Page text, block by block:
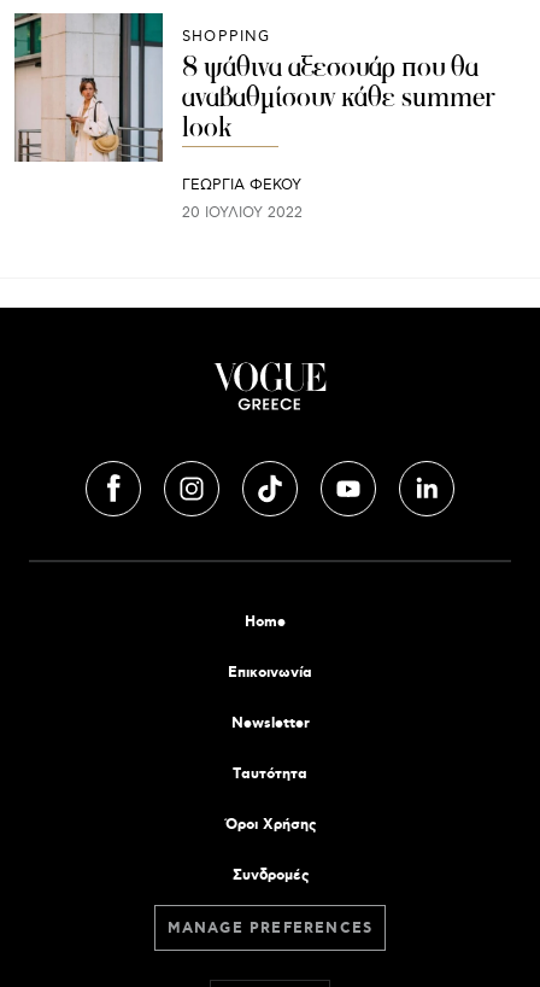
SHOPPING
8 ψάθινα αξεσουάρ που θα
αναβαθμίσουν κάθε summer
look
ΓΕΩΡΓΙΑ ΦΕΚΟΥ
20 ΙΟΥΛΊΟΥ 2022
Home
Επικοινωνία
Newsletter
Tαυτότητα
Όροι Χρήσης
Συνδρομές
MANAGE PREFERENCES